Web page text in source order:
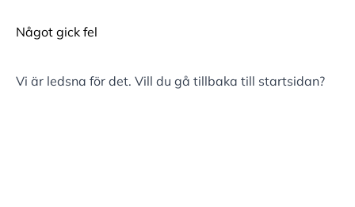
Något gick fel
Vi är ledsna för det. Vill du gå tillbaka till startsidan?